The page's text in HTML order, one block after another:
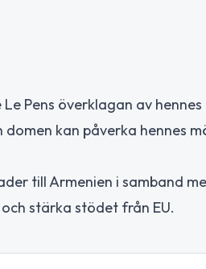
Pens överklagan av
kan påverka hennes
till Armenien i samband
stärka stödet från EU.